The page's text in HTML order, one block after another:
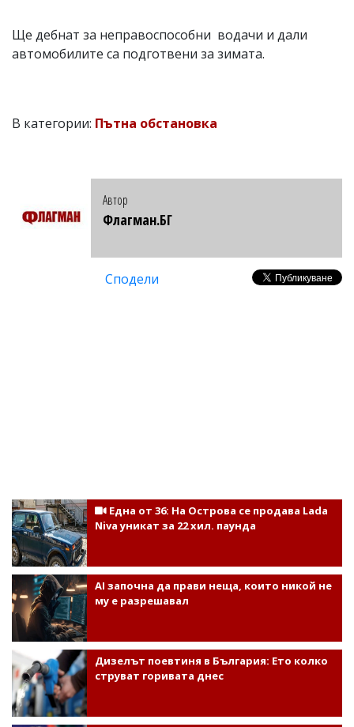
Ще дебнат за неправоспособни водачи и дали
автомобилите са подготвени за зимата.
В категории: Пътна обстановка
Автор
Флагман.БГ
Сподели
Една от 36: На Острова се продава Lada
Niva уникат за 22 хил. паунда
AI започна да прави неща, които никой не
му е разрешавал
Дизелът поевтиня в България: Ето колко
струват горивата днес